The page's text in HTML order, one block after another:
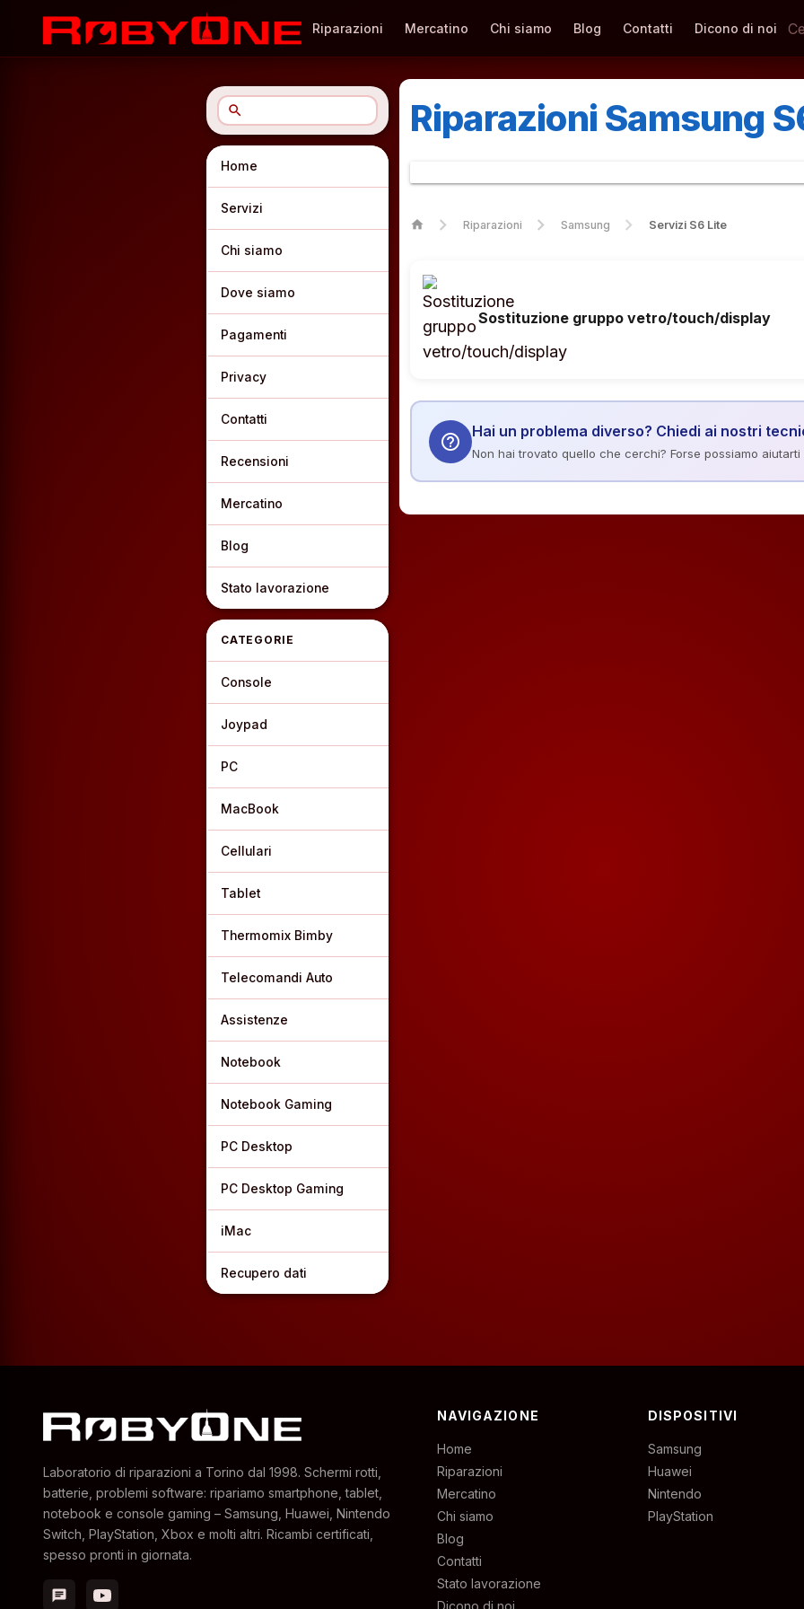
Riparazioni Mercatino Chi siamo Blog Contatti Dicono di noi
search
Home
Servizi
Chi siamo
Dove siamo
Pagamenti
Privacy
Contatti
Recensioni
Mercatino
Blog
Stato lavorazione
CATEGORIE
Console
Joypad
PC
MacBook
Cellulari
Tablet
Thermomix Bimby
Telecomandi Auto
Assistenze
Notebook
Notebook Gaming
PC Desktop
PC Desktop Gaming
iMac
Recupero dati
Riparazioni Samsung
home Riparazioni Samsung Servizi S6 Lite
Sostituzione gruppo vetro/touch/display
help_outline Hai un problema diverso? Chiedi ai nostri
Non hai trovato quello che cerchi? Forse possiamo
Laboratorio di riparazioni a Torino dal 1998. Schermi rotti,
batterie, problemi software: ripariamo smartphone, tablet,
notebook e console gaming – Samsung, Huawei, Nintendo
Switch, PlayStation, Xbox e molti altri. Ricambi certificati,
spesso pronti in giornata.
chat
NAVIGAZIONE
Home
Riparazioni
Mercatino
Chi siamo
Blog
Contatti
Stato lavorazione
Dicono di noi
DISPOSITIVI
Samsung
Huawei
Nintendo
PlayStation